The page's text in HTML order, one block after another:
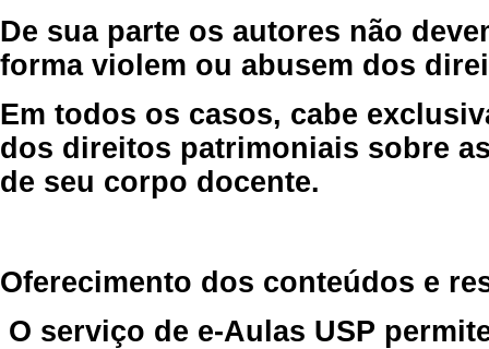
De sua parte os autores não
forma violem ou abusem dos
Em todos os casos, cabe
dos direitos patrimoniais sobre
de seu corpo docente.
Oferecimento dos conteúdos e
O serviço de e-Aulas USP